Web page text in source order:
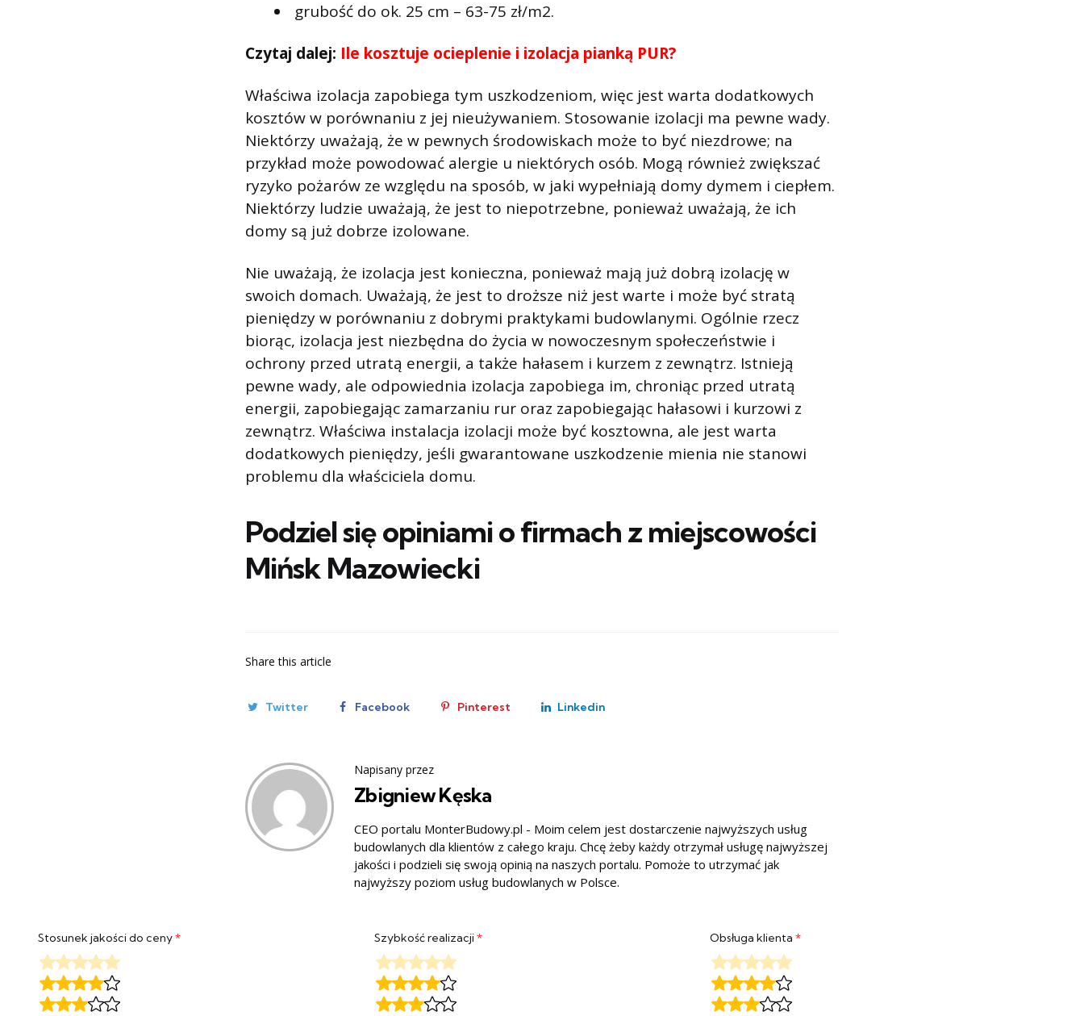
grubość do ok. 25 cm – 63-75 zł/m2.
Czytaj dalej: Ile kosztuje ocieplenie i izolacja pianką PUR?
Właściwa izolacja zapobiega tym uszkodzeniom, więc jest warta dodatkowych
kosztów w porównaniu z jej nieużywaniem. Stosowanie izolacji ma pewne wady.
Niektórzy uważają, że w pewnych środowiskach może to być niezdrowe; na
przykład może powodować alergie u niektórych osób. Mogą również zwiększać
ryzyko pożarów ze względu na sposób, w jaki wypełniają domy dymem i ciepłem.
Niektórzy ludzie uważają, że jest to niepotrzebne, ponieważ uważają, że ich
domy są już dobrze izolowane.
Nie uważają, że izolacja jest konieczna, ponieważ mają już dobrą izolację w
swoich domach. Uważają, że jest to droższe niż jest warte i może być stratą
pieniędzy w porównaniu z dobrymi praktykami budowlanymi. Ogólnie rzecz
biorąc, izolacja jest niezbędna do życia w nowoczesnym społeczeństwie i
ochrony przed utratą energii, a także hałasem i kurzem z zewnątrz. Istnieją
pewne wady, ale odpowiednia izolacja zapobiega im, chroniąc przed utratą
energii, zapobiegając zamarzaniu rur oraz zapobiegając hałasowi i kurzowi z
zewnątrz. Właściwa instalacja izolacji może być kosztowna, ale jest warta
dodatkowych pieniędzy, jeśli gwarantowane uszkodzenie mienia nie stanowi
problemu dla właściciela domu.
Podziel się opiniami o firmach z miejscowości
Mińsk Mazowiecki
Share this article
Twitter Facebook Pinterest Linkedin
Napisany przez
Zbigniew Kęska
CEO portalu MonterBudowy.pl - Moim celem jest dostarczenie najwyższych usług
budowlanych dla klientów z całego kraju. Chcę żeby każdy otrzymał usługę najwyższej
jakości i podzieli się swoją opinią na naszych portalu. Pomoże to utrzymać jak
najwyższy poziom usług budowlanych w Polsce.
Stosunek jakości do ceny* Szybkość realizacji* Obsługa klienta*